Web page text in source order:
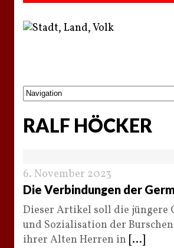
RALF HÖCKER
6. November 2023
Die Verbindungen der
Dieser Artikel soll die jüngere
und Sozialisation der
ihrer Alten Herren in [...]